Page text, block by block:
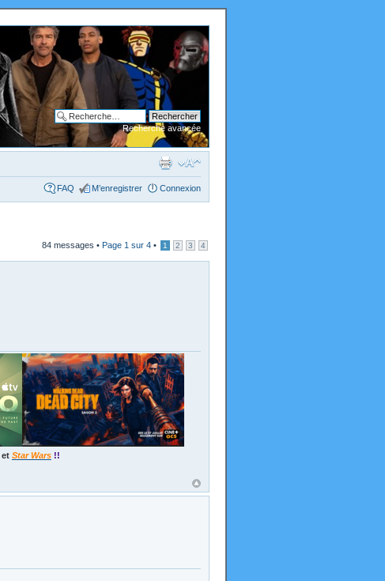
Recherche avancée
FAQ M’enregistrer Connexion
84 messages • Page 1 sur 4 • 1 2 3 4
et Star Wars !!